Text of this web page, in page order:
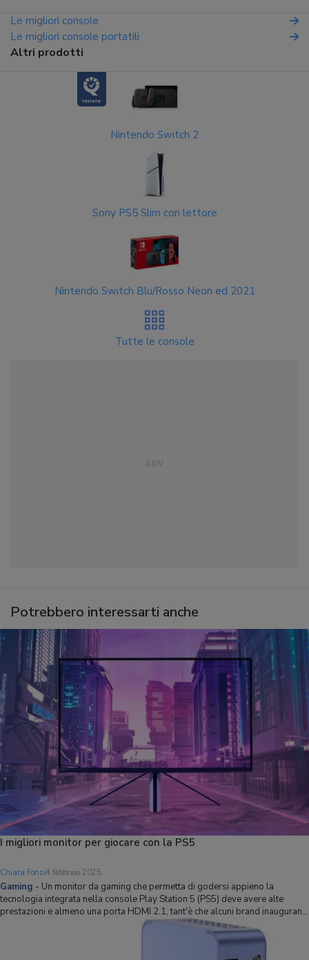
Le migliori console
Le migliori console portatili
Altri prodotti
Nintendo Switch 2
Sony PS5 Slim con lettore
Nintendo Switch Blu/Rosso Neon ed 2021
Tutte le console
Potrebbero interessarti anche
I migliori monitor per giocare con la PS5
Chiara Fonzi4 febbraio 2025
Gaming - Un monitor da gaming che permetta di godersi appieno la
tecnologia integrata nella console Play Station 5 (PS5) deve avere alte
prestazioni e almeno una porta HDMI 2.1, tant'è che alcuni brand inaugurano
delle specifiche linee prodotto solo per questo scopo. Ad esempio, la Sony